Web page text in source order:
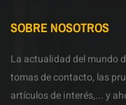
SOBRE NOSOTROS
La actualidad del mundo
tomas de contacto, las
artículos de interés,... y